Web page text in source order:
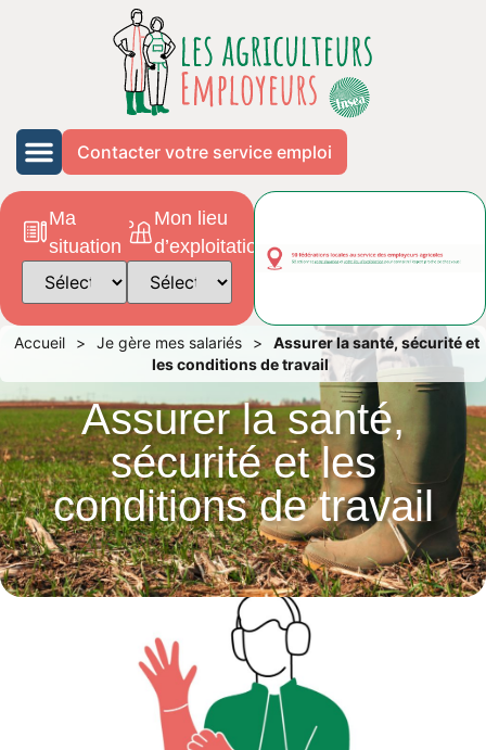
Contacter votre service emploi
Ma
situation
Mon lieu
d’exploitation
Accueil > Je gère mes salariés >
Assurer la santé, sécurité et
les conditions de travail
Assurer la santé,
sécurité et les
conditions de travail